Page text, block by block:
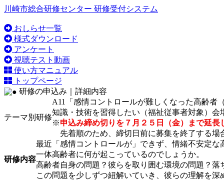
川崎市総合研修センター 研修受付システム
おしらせ一覧
様式ダウンロード
アンケート
視聴テスト動画
使い方マニュアル
トップページ
研修の申込み｜詳細内容
テーマ別研修
A11「感情コントロールが難しくなった高齢者
知識・技術を習得したい（福祉従事者対象） 会
※申込み締め切りを７月２５日（金）まで延長
先着順のため、締切日前に募集を終了する場
研修内容
最近「感情コントロールが」できず、情緒不安定
一体高齢者に何が起こっているのでしょうか。
高齢者自身の問題？彼らを取り囲む環境の問題？落
この問題を少しずつ紐解いていき、彼らの理解を